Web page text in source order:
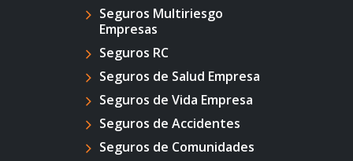
Seguros Multiriesgo
Empresas
Seguros RC
Seguros de Salud Empresa
Seguros de Vida Empresa
Seguros de Accidentes
Seguros de Comunidades